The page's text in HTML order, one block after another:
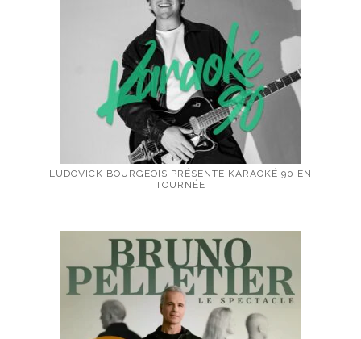
LUDOVICK BOURGEOIS PRÉSENTE KARAOKÉ 90 EN
TOURNÉE